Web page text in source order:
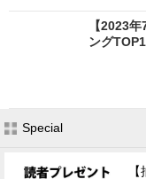
【2023
ング
Special